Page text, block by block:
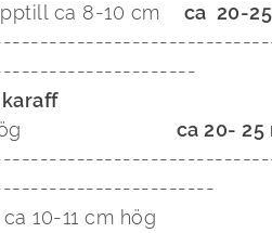
ca 8-10 cm
ca  20-
cm hög ca 20-
10-11 cm hög